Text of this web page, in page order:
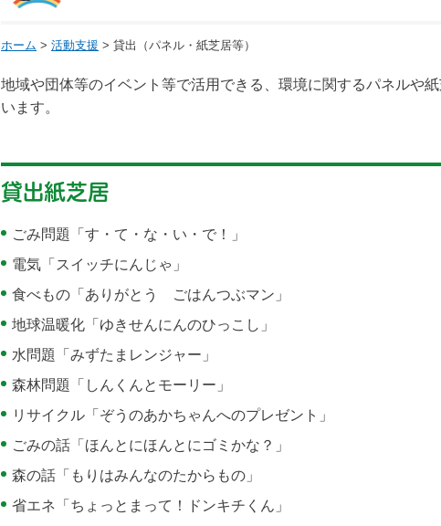
ホーム >活動支援 > 貸出（パネル・紙芝居等）
地域や団体等のイベント等で活用できる、環境に関するパネルや
います。
貸出紙芝居
ごみ問題「す・て・な・い・で！」
電気「スイッチにんじゃ」
食べもの「ありがとう ごはんつぶマン」
地球温暖化「ゆきせんにんのひっこし」
水問題「みずたまレンジャー」
森林問題「しんくんとモーリー」
リサイクル「ぞうのあかちゃんへのプレゼント」
ごみの話「ほんとにほんとにゴミかな？」
森の話「もりはみんなのたからもの」
省エネ「ちょっとまって！ドンキチくん」